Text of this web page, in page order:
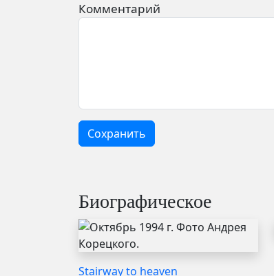
Комментарий
Сохранить
Биографическое
Stairway to heaven